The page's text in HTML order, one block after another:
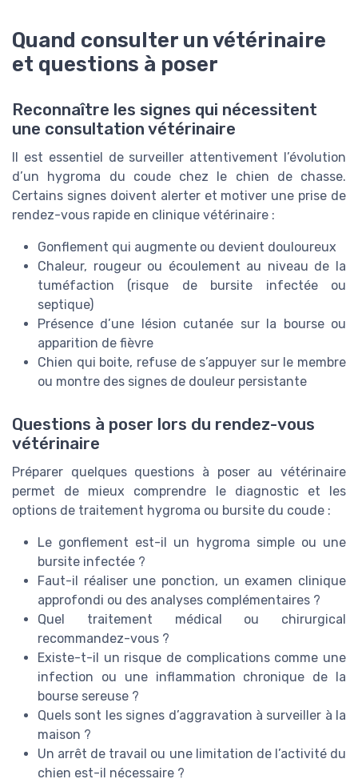
Quand consulter un vétérinaire
et questions à poser
Reconnaître les signes qui nécessitent
une consultation vétérinaire
Il est essentiel de surveiller attentivement l’évolution
d’un hygroma du coude chez le chien de chasse.
Certains signes doivent alerter et motiver une prise de
rendez-vous rapide en clinique vétérinaire :
Gonflement qui augmente ou devient douloureux
Chaleur, rougeur ou écoulement au niveau de la
tuméfaction (risque de bursite infectée ou
septique)
Présence d’une lésion cutanée sur la bourse ou
apparition de fièvre
Chien qui boite, refuse de s’appuyer sur le membre
ou montre des signes de douleur persistante
Questions à poser lors du rendez-vous
vétérinaire
Préparer quelques questions à poser au vétérinaire
permet de mieux comprendre le diagnostic et les
options de traitement hygroma ou bursite du coude :
Le gonflement est-il un hygroma simple ou une
bursite infectée ?
Faut-il réaliser une ponction, un examen clinique
approfondi ou des analyses complémentaires ?
Quel traitement médical ou chirurgical
recommandez-vous ?
Existe-t-il un risque de complications comme une
infection ou une inflammation chronique de la
bourse sereuse ?
Quels sont les signes d’aggravation à surveiller à la
maison ?
Un arrêt de travail ou une limitation de l’activité du
chien est-il nécessaire ?